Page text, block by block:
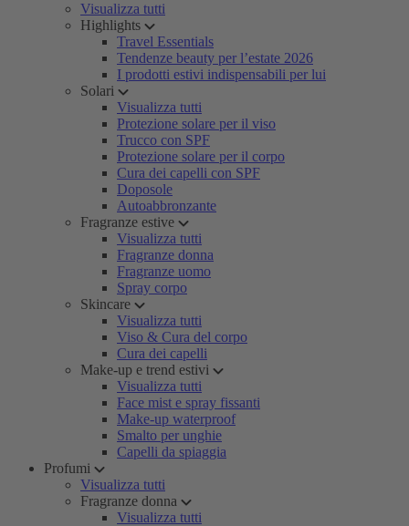
Visualizza tutti
Highlights
Travel Essentials
Tendenze beauty per l’estate 2026
I prodotti estivi indispensabili per lui
Solari
Visualizza tutti
Protezione solare per il viso
Trucco con SPF
Protezione solare per il corpo
Cura dei capelli con SPF
Doposole
Autoabbronzante
Fragranze estive
Visualizza tutti
Fragranze donna
Fragranze uomo
Spray corpo
Skincare
Visualizza tutti
Viso & Cura del corpo
Cura dei capelli
Make-up e trend estivi
Visualizza tutti
Face mist e spray fissanti
Make-up waterproof
Smalto per unghie
Capelli da spiaggia
Profumi
Visualizza tutti
Fragranze donna
Visualizza tutti